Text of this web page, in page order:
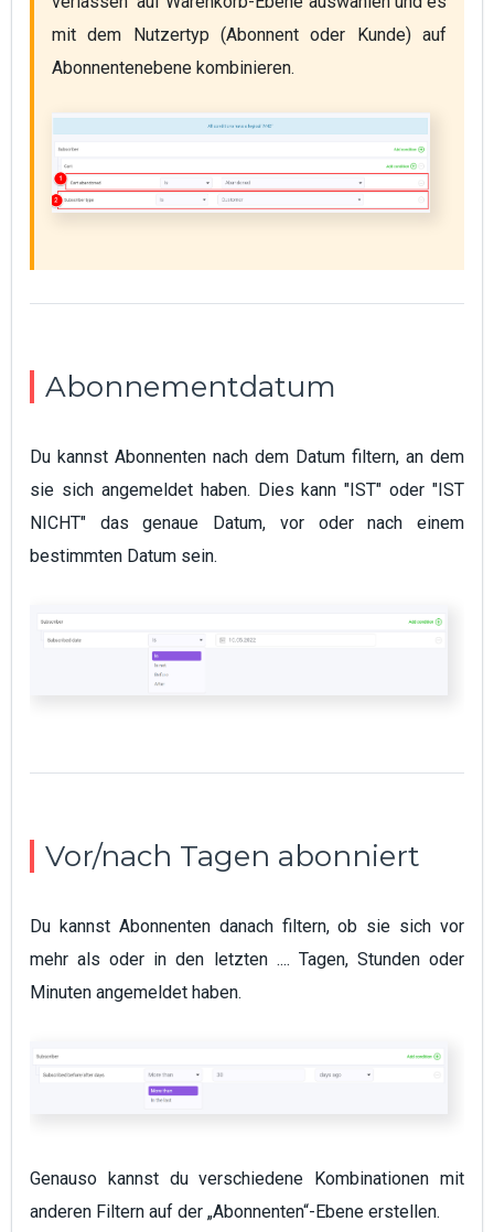
mit dem Nutzertyp (Abonnent oder Kunde) auf
Abonnentenebene kombinieren.
Abonnementdatum
Du kannst Abonnenten nach dem Datum filtern, an dem
sie sich angemeldet haben. Dies kann "IST" oder "IST
NICHT" das genaue Datum, vor oder nach einem
bestimmten Datum sein.
Vor/nach Tagen abonniert
Du kannst Abonnenten danach filtern, ob sie sich vor
mehr als oder in den letzten .... Tagen, Stunden oder
Minuten angemeldet haben.
Genauso kannst du verschiedene Kombinationen mit
anderen Filtern auf der „Abonnenten“-Ebene erstellen.